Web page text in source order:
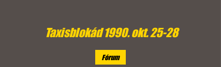
Taxisblokád 1990. okt. 25-28
Fórum